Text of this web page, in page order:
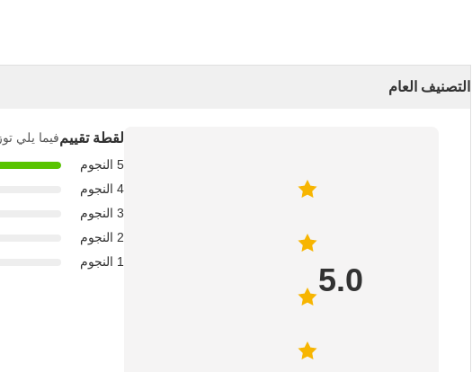
التصنيف العام
5.0
لقطة تقييمفيما يلي
5 النجوم
4 النجوم
3 النجوم
2 النجوم
1 النجوم